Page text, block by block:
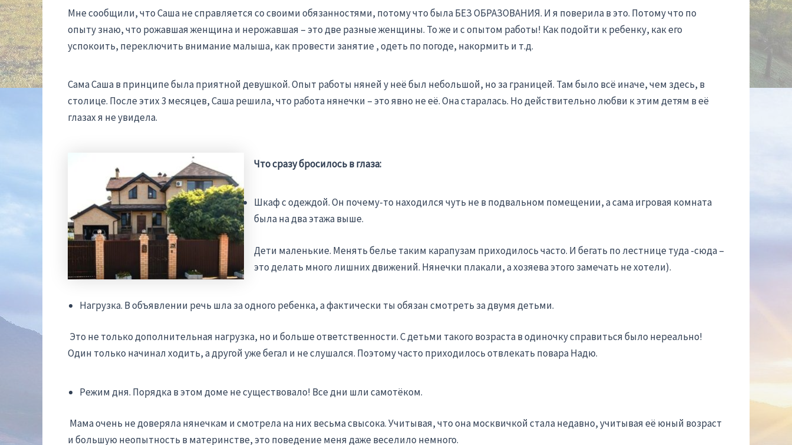
Мне сообщили, что Саша не справляется со своими обязанностями, потому что была БЕЗ ОБРАЗОВАНИЯ. И я поверила в это. Потому что по
опыту знаю, что рожавшая женщина и нерожавшая – это две разные женщины. То же и с опытом работы! Как подойти к ребенку, как его
успокоить, переключить внимание малыша, как провести занятие , одеть по погоде, накормить и т.д.
Сама Саша в принципе была приятной девушкой. Опыт работы няней у неё был небольшой, но за границей. Там было всё иначе, чем здесь, в
столице. После этих 3 месяцев, Саша решила, что работа нянечки – это явно не её. Она старалась. Но действительно любви к этим детям в её
глазах я не увидела.
Что сразу бросилось в глаза:
Шкаф с одеждой. Он почему-то находился чуть не в подвальном помещении, а сама игровая комната
была на два этажа выше.
Дети маленькие. Менять белье таким карапузам приходилось часто. И бегать по лестнице туда -сюда –
это делать много лишних движений. Нянечки плакали, а хозяева этого замечать не хотели).
Нагрузка. В объявлении речь шла за одного ребенка, а фактически ты обязан смотреть за двумя детьми.
Это не только дополнительная нагрузка, но и больше ответственности. С детьми такого возраста в одиночку справиться было нереально!
Один только начинал ходить, а другой уже бегал и не слушался. Поэтому часто приходилось отвлекать повара Надю.
Режим дня. Порядка в этом доме не существовало! Все дни шли самотёком.
Мама очень не доверяла нянечкам и смотрела на них весьма свысока. Учитывая, что она москвичкой стала недавно, учитывая её юный возраст
и большую неопытность в материнстве, это поведение меня даже веселило немного.